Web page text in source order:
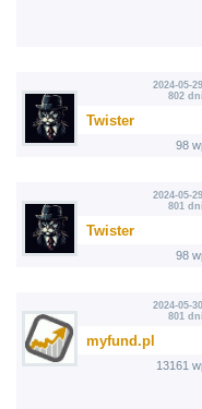
2024-05-
802
Twister
98
2024-05-
801
Twister
98
2024-05-
801
myfund.pl
13161